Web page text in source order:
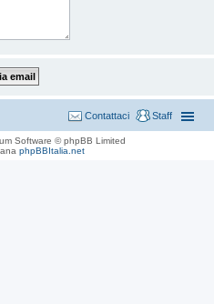
Staff
Contattaci
Software © phpBB Limited
phpBBItalia.net